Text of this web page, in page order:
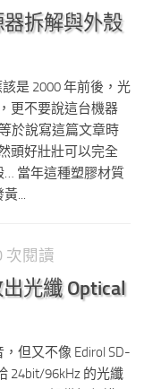
器拆解與外殼
是 2000 年前後，光
更不要說這台機器
於說寫這篇文章時
頭好壯壯可以完全
… 當年這種塑膠材質
...
次閱讀
光纖 Optical
但又不像 Edirol SD-
24bit/96kHz 的光纖